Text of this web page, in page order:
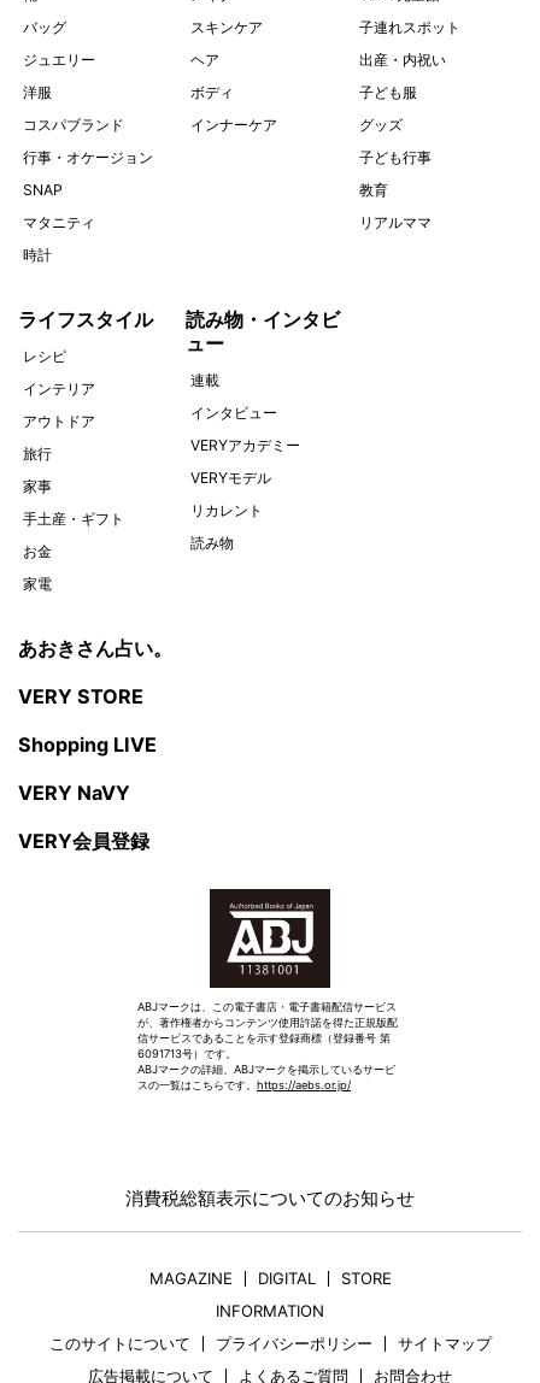
靴
バッグ
ジュエリー
洋服
コスパブランド
行事・オケージョン
SNAP
マタニティ
メイク
スキンケア
ヘア
ボディ
VERY児童館
子連れスポット
出産・内祝い
子ども服
グッズ
子ども行事
教育
ライフスタイル
レシピ
インテリア
アウトドア
旅行
家事
手土産・ギフト
お金
読み物・インタビ
ュー
連載
インタビュー
VERYアカデミー
VERYモデル
リカレント
ABJマークは、この電子書店・電子書籍配信サービス
が、著作権者からコンテンツ使用許諾を得た正規版配
信サービスであることを示す登録商標（登録番号 第
6091713号）です。
ABJマークの詳細、ABJマークを掲示しているサービ
MAGAZINE DIGITAL
INFORMATION
このサイトについて
プライバシーポリシー サイトマップ